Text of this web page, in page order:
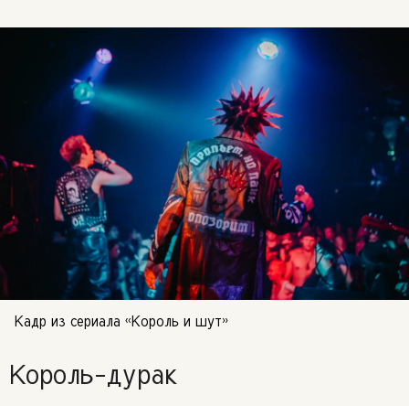
Кадр из сериала «Король и шут»
Король-дурак